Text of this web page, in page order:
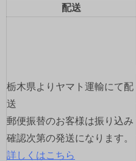
ー
ン
配送
栃木県よりヤマト運輸にて配
送
郵便振替のお客様は振り込み
確認次第の発送になります。
詳しくはこちら